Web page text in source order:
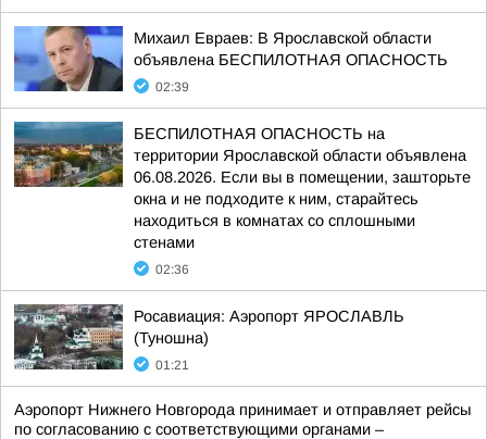
Михаил Евраев: В Ярославской области
объявлена БЕСПИЛОТНАЯ ОПАСНОСТЬ
02:39
БЕСПИЛОТНАЯ ОПАСНОСТЬ на
территории Ярославской области объявлена
06.08.2026. Если вы в помещении, зашторьте
окна и не подходите к ним, старайтесь
находиться в комнатах со сплошными
стенами
02:36
Росавиация: Аэропорт ЯРОСЛАВЛЬ
(Туношна)
01:21
Аэропорт Нижнего Новгорода принимает и отправляет рейсы
по согласованию с соответствующими органами –